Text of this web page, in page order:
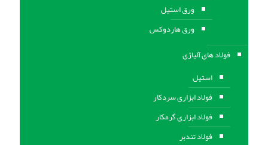
ورق استيل
ورق هاردوکس
فولاد های آلیاژی
استیل
فولاد ابزاری سردکار
فولاد ابزاری گرمکار
فولاد تندبر